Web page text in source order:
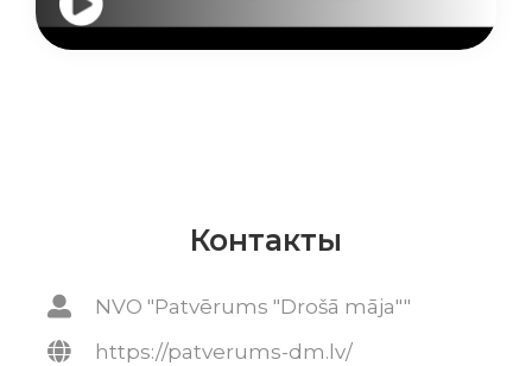
Контакты
NVO "Patvērums "Drošā māja""
https://patverums-dm.lv/